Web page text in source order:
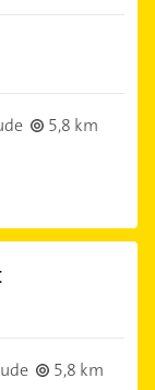
5,8 km
5,8 km